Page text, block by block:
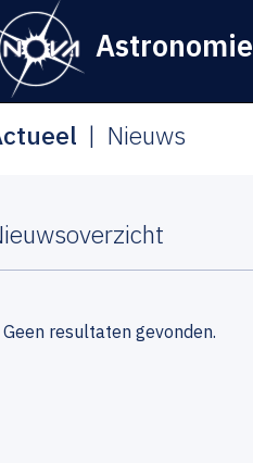
Astronomie
Nieuws
Geen resultaten gevonden.